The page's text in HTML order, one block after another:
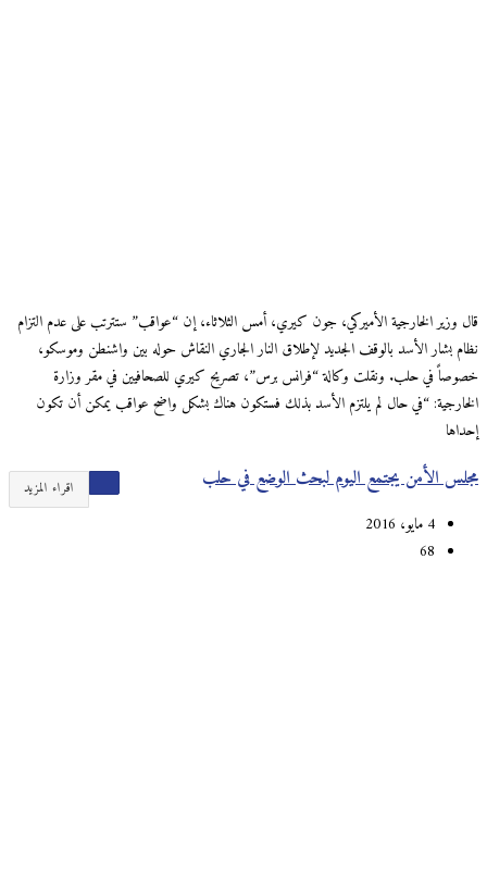
قال وزير الخارجية الأميركي، جون كيري، أمس الثلاثاء، إن “عواقب” ستترتب على عدم التزام
نظام بشار الأسد بالوقف الجديد لإطلاق النار الجاري النقاش حوله بين واشنطن وموسكو،
خصوصاً في حلب. ونقلت وكالة “فرانس برس”، تصريح كيري للصحافيين في مقر وزارة
الخارجية: “في حال لم يلتزم الأسد بذلك فستكون هناك بشكل واضح عواقب يمكن أن تكون
إحداها
اقراء المزيد مجلس الأمن يجتمع اليوم لبحث الوضع في حلب
68